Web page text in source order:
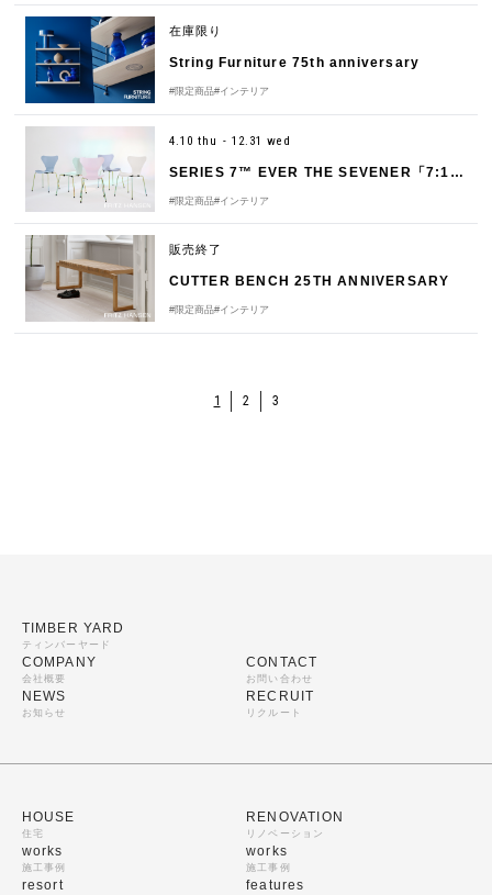
在庫限り
String Furniture 75th anniversary
#限定商品#インテリア
4.10 thu - 12.31 wed
SERIES 7™ EVER THE SEVENER「7:14 AM COLOUR EDITION 」
#限定商品#インテリア
販売終了
CUTTER BENCH 25TH ANNIVERSARY
#限定商品#インテリア
1 2 3
TIMBER YARD
ティンバーヤード
COMPANY
会社概要
NEWS
お知らせ
CONTACT
お問い合わせ
RECRUIT
リクルート
HOUSE
住宅
works
施工事例
resort
RENOVATION
リノベーション
works
施工事例
features